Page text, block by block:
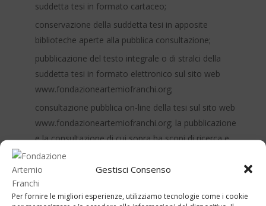
Gestisci Consenso
Per fornire le migliori esperienze, utilizziamo tecnologie come i cookie
suddetta tesi in formato cartaceo;
conservazione della suddetta tesi in apposite
biblioteche aperte alla pubblica consultazione;
pubblicazione del testo integrale o di stralci della
suddetta tesi in formato elettronico sul sito web
www.fondazioneartemiofranchi.org;
consultazione pubblica on-line della tesi sul sito web
www.fondazioneartemiofranchi.org; la pubblicazione
e la consultazione di cui sopra ha scopi di ricerca e
didattici, escludendo ogni utilizzo di carattere
commerciale e qualsiasi modifica al documento
originale.
a tutti i fini di legge la riproducibilità non commerciale